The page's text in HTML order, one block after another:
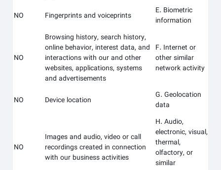
E. Biometric
information
Fingerprints and voiceprints
NO
F. Internet or
other similar
network activity
Browsing history, search history,
online behavior, interest data, and
interactions with our and other
websites, applications, systems
and advertisements
NO
G. Geolocation
data
Device location
NO
H. Audio,
electronic, visual,
thermal,
olfactory, or
similar
Images and audio, video or call
recordings created in connection
with our business activities
NO